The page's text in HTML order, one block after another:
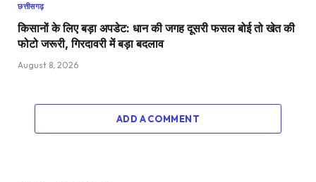
छत्तीसगढ़
किसानों के लिए बड़ा अपडेट: धान की जगह दूसरी फसल बोई तो खेत की
फोटो जरूरी, गिरदावरी में बड़ा बदलाव
August 8, 2026
ADD A COMMENT